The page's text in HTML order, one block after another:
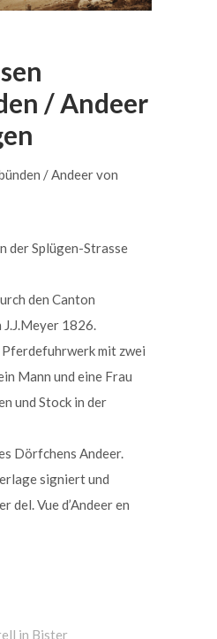
/ Andeer
/ Andeer von
der Splügen-Strasse
den Canton
J.J.Meyer 1826.
mit zwei
Mann und eine Frau
und Stock in der
Dörfchens Andeer.
signiert und
del. Vue d’Andeer en
in Bister